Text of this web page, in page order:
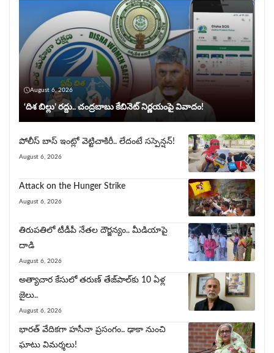
August 6, 2026
‘దిశ బిల్లు’ రద్దు.. చంద్ర‌బాబు కేబినెట్ నిర్ణయంపై వివాదం!
పోలీస్ బాస్ ఇంట్లో వెట్టిచాకిరీ.. లేదంటే సస్పెన్షన్!
August 6, 2026
Attack on the Hunger Strike
August 6, 2026
తిరుప‌తిలో టీడీపీ నేత‌ల‌ దౌర్జన్యం.. మీడియాపై
దాడి
August 6, 2026
అత్యాచార కేసులో తరుణ్ తేజ్‌పాల్‌కు 10 ఏళ్ల
జైలు..
August 6, 2026
భారత్ వేదికగా హసీనా ప్రసంగం.. ఢాకా నుంచి
ఘాటు విమర్శలు!